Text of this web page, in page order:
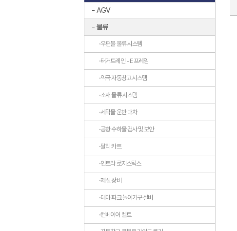
AGV
물류
우편물 물류 시스템
터거트레인 - E 프레임
약국 자동창고 시스템
소재 물류 시스템
세탁물 운반 대차
공항 수하물 검사 및 보안
달리 카트
인트라 로지스틱스
제설 장비
테마 파크 놀이기구 설비
컨베이어 벨트